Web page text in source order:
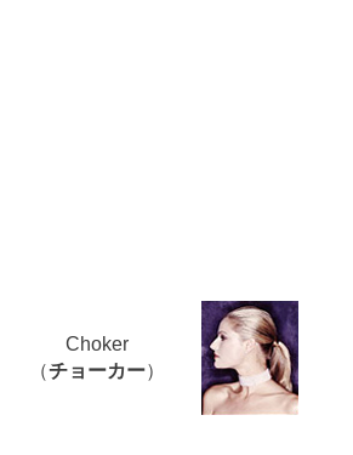
Choker
（チョーカー）